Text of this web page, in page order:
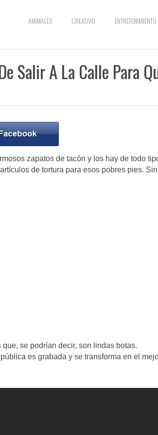
ANIMALES CREATIVO ENTRETENIMIENTO
Salir A La Calle Para
zapatos de tacón y los hay de todo
de tortura para esos pobres pies. Sin
se podrían decir, son lindas botas.
es grabada y se transforma en el